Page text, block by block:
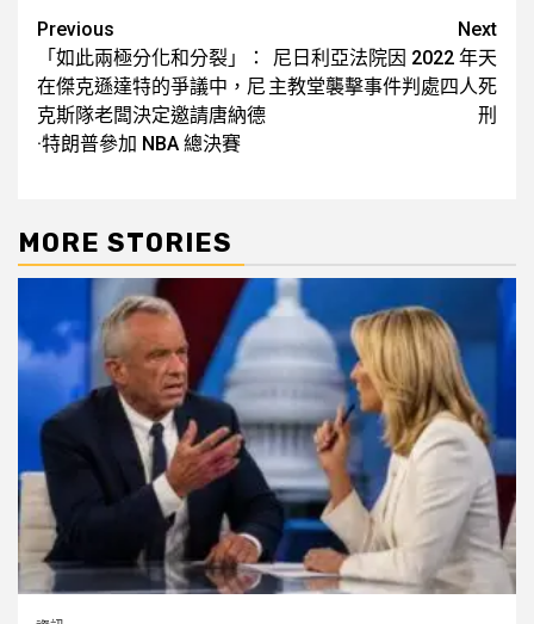
Post
navigation
Previous
「如此兩極分化和分裂」：
在傑克遜達特的爭議中，尼
克斯隊老闆決定邀請唐納德
·特朗普參加 NBA 總決賽
Next
尼日利亞法院因 2022 年天
主教堂襲擊事件判處四人死
刑
MORE STORIES